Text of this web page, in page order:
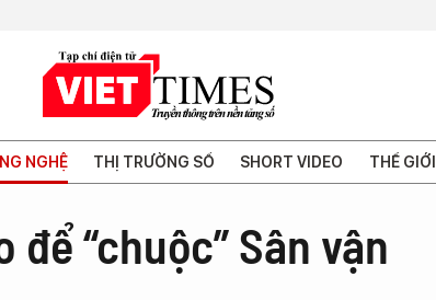
NGHỆ THỊ TRƯỜNG SỐ SHORT VIDEO THẾ GIỚI
“chuộc” Sân vận